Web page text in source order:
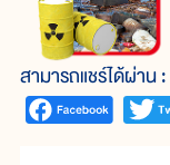
สามารถแชร์ได้ผ่าน :